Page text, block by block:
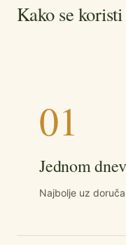
Kako se koristi
01
Jednom
Najbolje uz